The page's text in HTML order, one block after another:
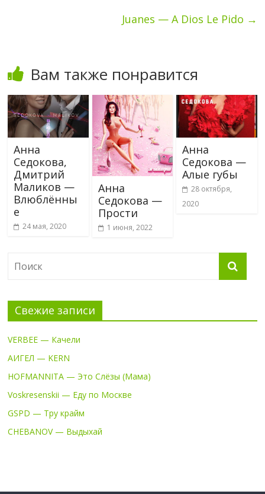
Juanes — A Dios Le Pido →
Вам также понравится
Анна
Седокова,
Дмитрий
Маликов —
Влюблённы
е
24 мая, 2020
Анна
Седокова —
Прости
1 июня, 2022
Анна
Седокова —
Алые губы
28 октября,
2020
Свежие записи
VERBEE — Качели
АИГЕЛ — KERN
HOFMANNITA — Это Слёзы (Мама)
Voskresenskii — Еду по Москве
GSPD — Тру крайм
CHEBANOV — Выдыхай